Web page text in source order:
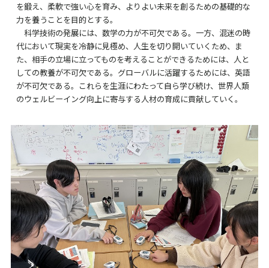
を鍛え、柔軟で強い心を育み、よりよい未来を創るための基礎的な
力を養うことを目的とする。
科学技術の発展には、数学の力が不可欠である。一方、混迷の時
代において現実を冷静に見極め、人生を切り開いていくため、ま
た、相手の立場に立ってものを考えることができるためには、人と
しての教養が不可欠である。グローバルに活躍するためには、英語
が不可欠である。これらを生涯にわたって自ら学び続け、世界人類
のウェルビーイング向上に寄与する人材の育成に貢献していく。